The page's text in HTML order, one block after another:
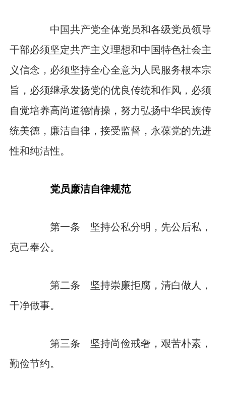
中国共产党全体党员和各级党员领导
干部必须坚定共产主义理想和中国特色社会主
义信念，必须坚持全心全意为人民服务根本宗
旨，必须继承发扬党的优良传统和作风，必须
自觉培养高尚道德情操，努力弘扬中华民族传
统美德，廉洁自律，接受监督，永葆党的先进
性和纯洁性。
党员廉洁自律规范
第一条 坚持公私分明，先公后私，
克己奉公。
第二条 坚持崇廉拒腐，清白做人，
干净做事。
第三条 坚持尚俭戒奢，艰苦朴素，
勤俭节约。